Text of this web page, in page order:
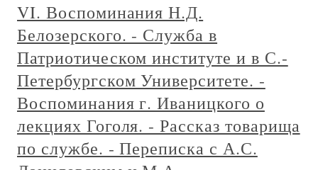
VI. Воспоминания Н.Д.
Белозерского. - Служба в
Патриотическом институте и в С.-
Петербургском Университете. -
Воспоминания г. Иваницкого о
лекциях Гоголя. - Рассказ товарища
по службе. - Переписка с А.С.